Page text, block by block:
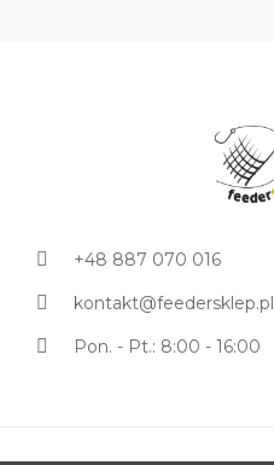
+48 887 070 016
kontakt@feedersklep.pl
Pon. - Pt.: 8:00 - 16:00